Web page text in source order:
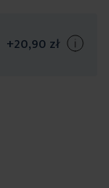
+20,90 zł